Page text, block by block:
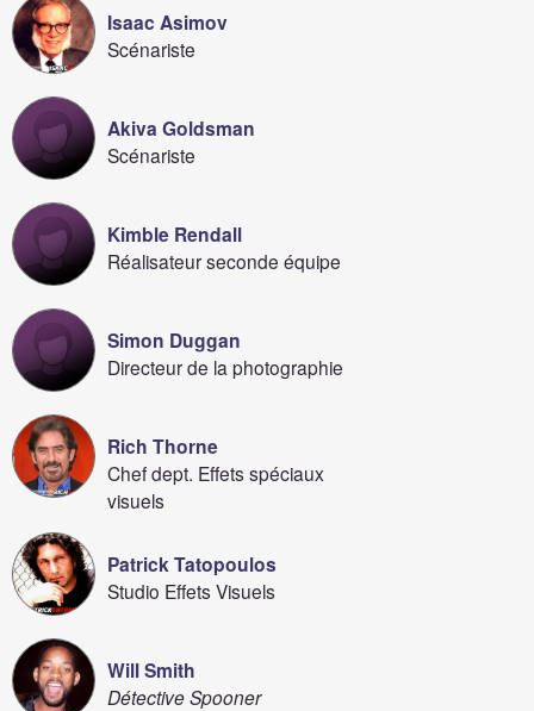
Isaac Asimov
Scénariste
Akiva Goldsman
Scénariste
Kimble Rendall
Réalisateur seconde équipe
Simon Duggan
Directeur de la photographie
Rich Thorne
Chef dept. Effets spéciaux
visuels
Patrick Tatopoulos
Studio Effets Visuels
Will Smith
Détective Spooner